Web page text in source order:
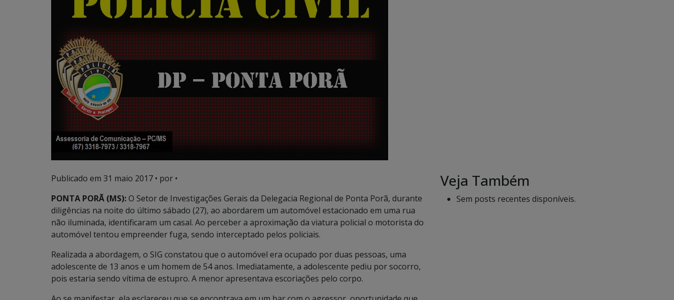
Publicado em 31 maio 2017 • por •
PONTA PORÃ (MS):O Setor de Investigações Gerais da Delegacia Regional de Ponta Porã, durante
diligências na noite do último sábado (27), ao abordarem um automóvel estacionado em uma rua
não iluminada, identificaram um casal. Ao perceber a aproximação da viatura policial o motorista do
automóvel tentou empreender fuga, sendo interceptado pelos policiais.
Realizada a abordagem, o SIG constatou que o automóvel era ocupado por duas pessoas, uma
adolescente de 13 anos e um homem de 54 anos. Imediatamente, a adolescente pediu por socorro,
pois estaria sendo vítima de estupro. A menor apresentava escoriações pelo corpo.
Veja Também
Sem posts recentes disponíveis.